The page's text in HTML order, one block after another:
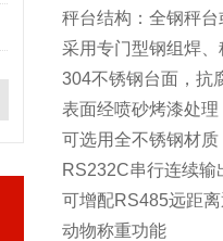
秤台结构：全钢秤
采用专门型钢组焊
304不锈钢台面，抗
表面经喷砂烤漆处
可选用全不锈钢材
RS232C串行连续输
可增配RS485远距
动物称重功能